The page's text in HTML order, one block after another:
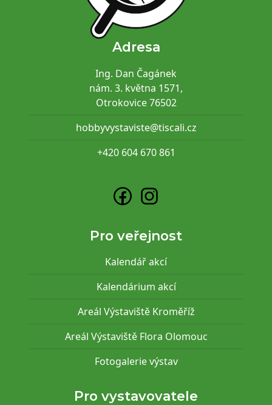
Adresa
Ing. Dan Čagánek
nám. 3. května 1571,
Otrokovice 76502
hobbyvystaviste@tiscali.cz
+420 604 670 861
Pro veřejnost
Kalendář akcí
Kalendárium akcí
Areál Výstaviště Kroměříž
Areál Výstaviště Flora Olomouc
Fotogalerie výstav
Pro vystavovatele